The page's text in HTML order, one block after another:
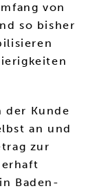
von
so bisher
der Kunde
an und
zur
Baden-